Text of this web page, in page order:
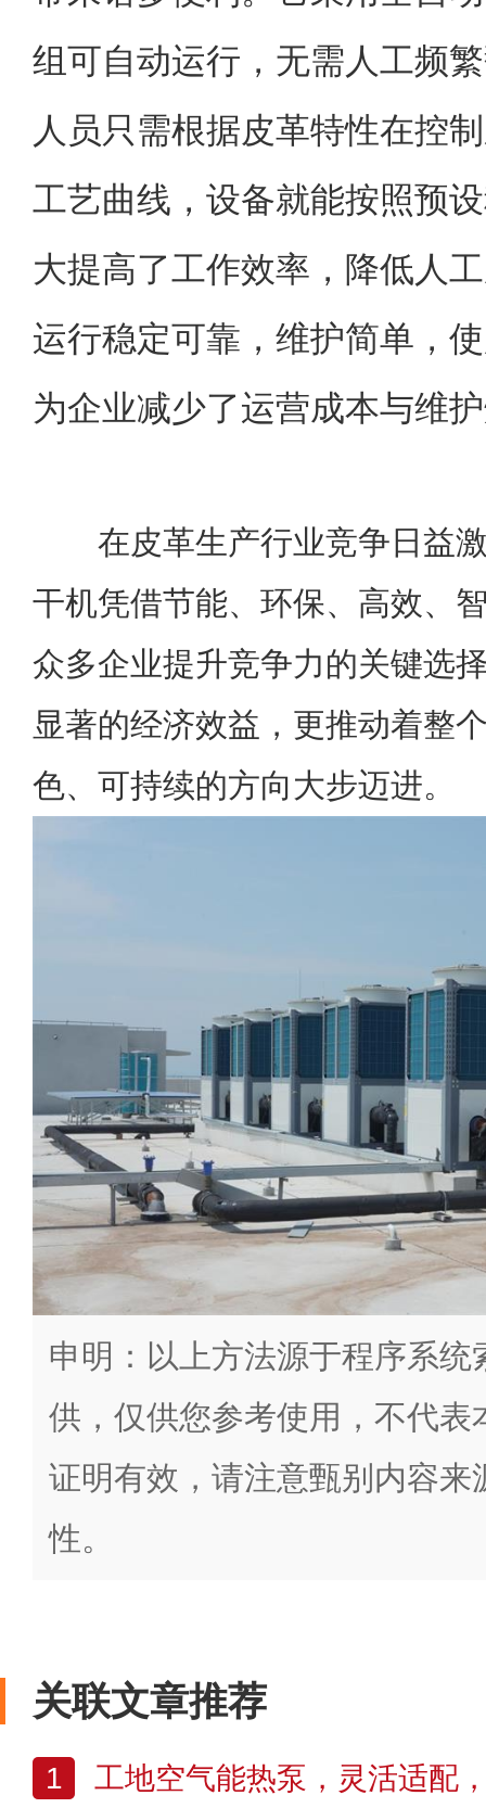
组可自动运行，无需人工频
人员只需根据皮革特性在控
工艺曲线，设备就能按照预
大提高了工作效率，降低人
运行稳定可靠，维护简单，
为企业减少了运营成本与维
在皮革生产行业竞争日益激
干机凭借节能、环保、高效、
众多企业提升竞争力的关键选
显著的经济效益，更推动着整
色、可持续的方向大步迈进。
申明：以上方法源于程序系统
供，仅供您参考使用，不代表
证明有效，请注意甄别内容来
性。
关联文章推荐
1 工地空气能热泵，灵活适配，为